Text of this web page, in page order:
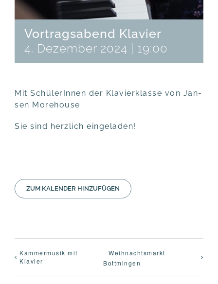
Vortragsabend Klavier
4. Dezember 2024 | 19:00
Mit Schü­le­rIn­nen der Kla­vier­klas­se von Jan­
sen Morehouse.
Sie sind herz­lich eingeladen!
ZUM KALENDER HINZUFÜGEN
Kam­mer­mu­sik mit
Klavier
Weih­nachts­markt
Bottmingen